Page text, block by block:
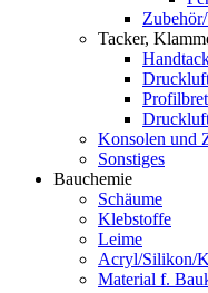
Tacker,
Konsolen und
Sonstiges
Bauchemie
Schäume
Klebstoffe
Leime
Acryl/Silikon/
Material f.